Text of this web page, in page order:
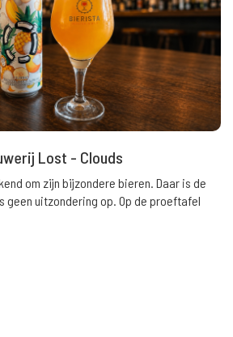
Lost - Clouds
om zijn bijzondere bieren. Daar is de
geen uitzondering op. Op de proeftafel